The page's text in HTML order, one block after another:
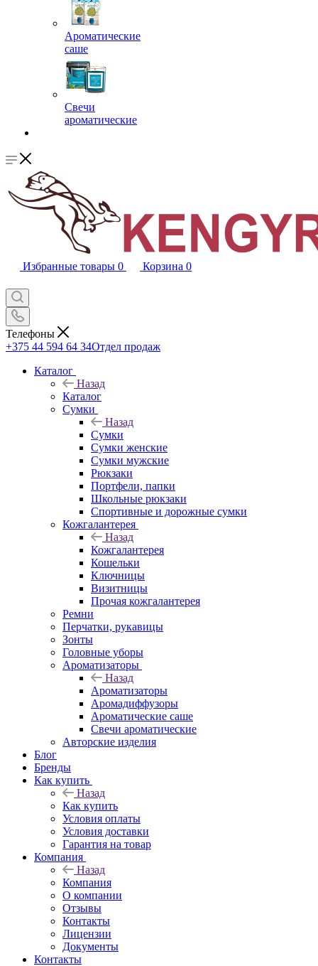
Ароматические
саше
Свечи
ароматические
Избранные товары 0 Корзина 0
Телефоны
+375 44 594 64 34Отдел продаж
Каталог
Назад
Каталог
Сумки
Назад
Сумки
Сумки женские
Сумки мужские
Рюкзаки
Портфели, папки
Школьные рюкзаки
Спортивные и дорожные сумки
Кожгалантерея
Назад
Кожгалантерея
Кошельки
Ключницы
Визитницы
Прочая кожгалантерея
Ремни
Перчатки, рукавицы
Зонты
Головные уборы
Ароматизаторы
Назад
Ароматизаторы
Аромадиффузоры
Ароматические саше
Свечи ароматические
Авторские изделия
Блог
Бренды
Как купить
Назад
Как купить
Условия оплаты
Условия доставки
Гарантия на товар
Компания
Назад
Компания
О компании
Отзывы
Контакты
Лицензии
Документы
Контакты